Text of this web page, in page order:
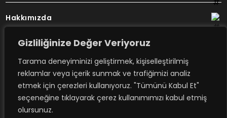
Gizliliğinize Değer Veriyoruz
Tarama deneyiminizi geliştirmek, kişiselleştirilmiş
reklamlar veya içerik sunmak ve trafiğimizi analiz
etmek için çerezleri kullanıyoruz. "Tümünü Kabul Et"
seçeneğine tıklayarak çerez kullanımımızı kabul etmiş
olursunuz.
Hakkımızda
Destek
Bülten